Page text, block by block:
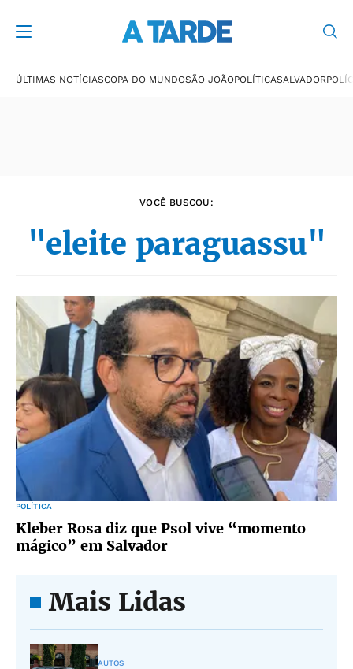
ÚLTIMAS NOTÍCIASCOPA DO MUNDOSÃO JOÃOPOLÍTICASALVADOR
VOCÊ BUSCOU:
"eleite paraguassu"
POLÍTICA
Kleber Rosa diz que Psol vive “momento
mágico” em Salvador
Mais Lidas
AUTOS